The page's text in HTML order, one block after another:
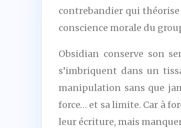
contrebandier qui
conscience morale du
Obsidian conserve son
s’imbriquent dans un
manipulation sans que
force… et sa limite. Car à
leur écriture, mais